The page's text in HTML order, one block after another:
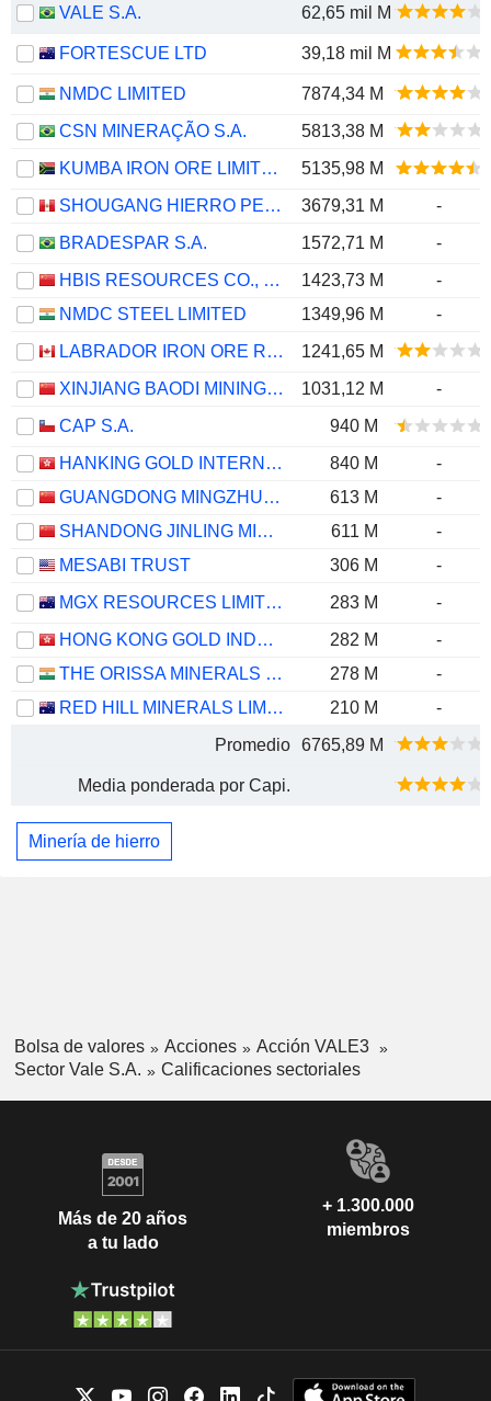
VALE S.A. 62,65 mil M
FORTESCUE LTD 39,18 mil M
NMDC LIMITED
7874,34 M
CSN MINERAÇÃO S.A.
5813,38 M
KUMBA IRON ORE LIMITED
5135,98 M
SHOUGANG HIERRO PERU S.A.A.
3679,31 M
-
BRADESPAR S.A.
1572,71 M
-
HBIS RESOURCES CO., LTD.
1423,73 M
-
NMDC STEEL LIMITED
1349,96 M
-
LABRADOR IRON ORE ROYALTY CORPORATION
1241,65 M
XINJIANG BAODI MINING CO., LTD.
1031,12 M
-
CAP S.A.
940 M
HANKING GOLD INTERNATIONAL LIMITED
840 M
-
GUANGDONG MINGZHU GROUP CO.,LTD
613 M
-
SHANDONG JINLING MINING CO., LTD.
611 M
-
MESABI TRUST
306 M
-
MGX RESOURCES LIMITED
283 M
-
HONG KONG GOLD INDUSTRY GROUP LIMITED
282 M
-
THE ORISSA MINERALS DEVELOPMENT COMPANY LIMITED
278 M
-
RED HILL MINERALS LIMITED
210 M
-
Promedio 6765,89 M
Media ponderada por Capi.
Minería de hierro
Bolsa de valores Acciones
Acción VALE3
Sector Vale S.A.
Calificaciones sectoriales
Más de 20 años
a tu lado
+ 1.300.000
miembros